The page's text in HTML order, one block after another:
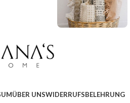
ÜBER UNSWIDERRUFSBELEHRUNG